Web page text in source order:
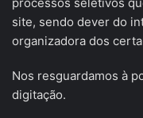
site, sendo dever do
organizadora dos
Nos resguardamos à
digitação.